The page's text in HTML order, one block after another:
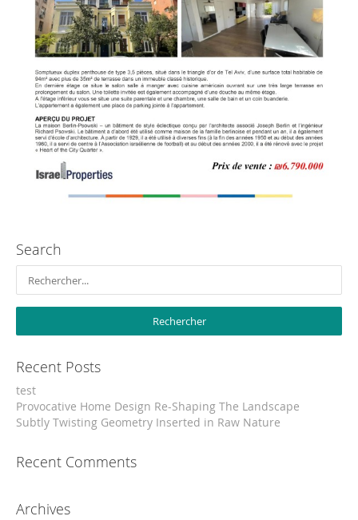
Search
Recent Posts
test
Provocative Home Design Re-Shaping The Landscape
Subtly Twisting Geometry Inserted in Raw Nature
Recent Comments
Archives